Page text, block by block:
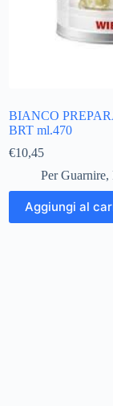
BIANCO
BRT ml.470
€10,45
Per Guarnire,
Aggiungi al